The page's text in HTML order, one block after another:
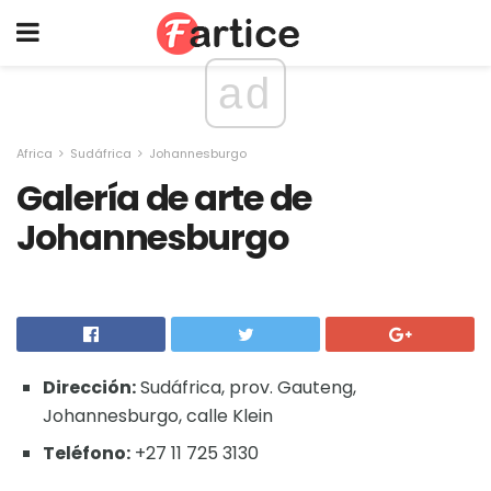
ad
Africa Sudáfrica Johannesburgo
Galería de arte de
Johannesburgo
Dirección:Sudáfrica, prov. Gauteng,
Johannesburgo, calle Klein
Teléfono: +27 11 725 3130